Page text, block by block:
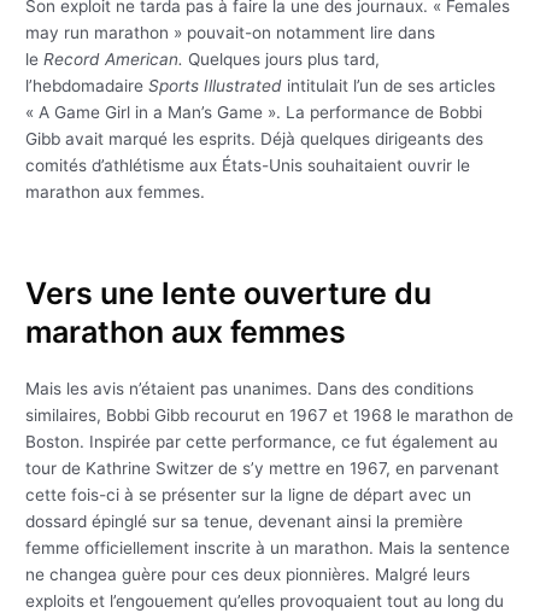
Son exploit ne tarda pas à faire la une des journaux. « Females
may run marathon » pouvait-on notamment lire dans
leRecord American. Quelques jours plus tard,
l’hebdomadaireSports Illustrated intitulait l’un de ses articles
« A Game Girl in a Man’s Game ». La performance de Bobbi
Gibb avait marqué les esprits. Déjà quelques dirigeants des
comités d’athlétisme aux États-Unis souhaitaient ouvrir le
marathon aux femmes.
Vers une lente ouverture du
marathon aux femmes
Mais les avis n’étaient pas unanimes. Dans des conditions
similaires, Bobbi Gibb recourut en 1967 et 1968 le marathon de
Boston. Inspirée par cette performance, ce fut également au
tour de Kathrine Switzer de s’y mettre en 1967, en parvenant
cette fois-ci à se présenter sur la ligne de départ avec un
dossard épinglé sur sa tenue, devenant ainsi la première
femme officiellement inscrite à un marathon. Mais la sentence
ne changea guère pour ces deux pionnières. Malgré leurs
exploits et l’engouement qu’elles provoquaient tout au long du